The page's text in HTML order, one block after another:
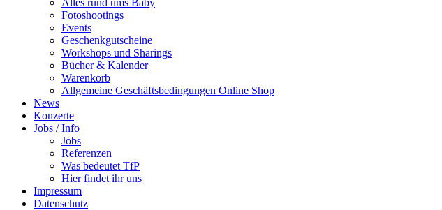
Fotoshootings
Events
Geschenkgutscheine
Workshops und Sharings
Bücher & Kalender
Warenkorb
Allgemeine Geschäftsbedingungen Online Shop
News
Konzerte
Jobs / Info
Jobs
Referenzen
Was bedeutet TfP
Hier findet ihr uns
Impressum
Datenschutz